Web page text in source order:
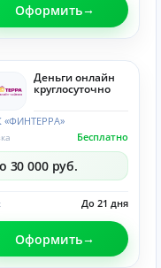
Оформить
Деньги онлайн
круглосуточно
«ФИНТЕРРА»
Бесплатно
30 000 руб.
До 21 дня
Оформить